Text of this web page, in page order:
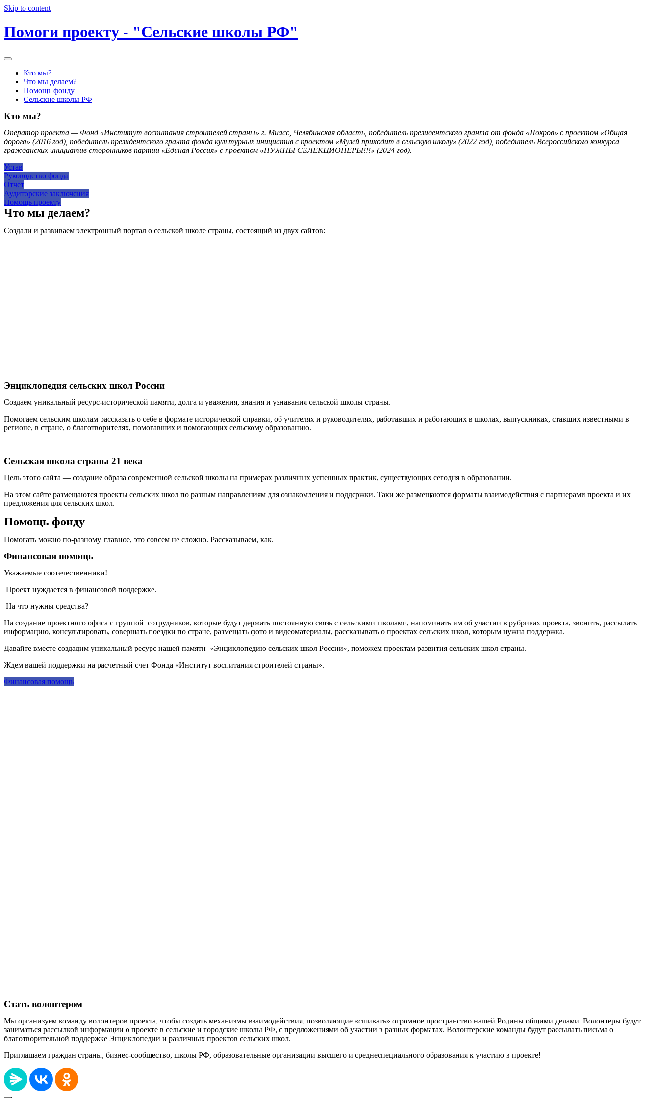
Skip to content
Помоги проекту - "Сельские школы РФ"
Кто мы?
Что мы делаем?
Помощь фонду
Сельские школы РФ
Кто мы?
Оператор проекта — Фонд «Институт воспитания строителей страны» г. Миасс, Челябинская область, победитель президентского гранта от фонда «Покров» с проектом «Общая
дорога» (2016 год), победитель президентского гранта фонда культурных инициатив с проектом «Музей приходит в сельскую школу» (2022 год), победитель Всероссийского конкурса
гражданских инициатив сторонников партии «Единая Россия» с проектом «НУЖНЫ СЕЛЕКЦИОНЕРЫ!!!» (2024 год).
Устав
Руководство фонда
Отчет
Аудиторские заключения
Помощь проекту
Что мы делаем?
Создали и развиваем электронный портал о сельской школе страны, состоящий из двух сайтов:
Энциклопедия сельских школ России
Создаем уникальный ресурс-исторической памяти, долга и уважения, знания и узнавания сельской школы страны.
Помогаем сельским школам рассказать о себе в формате исторической справки, об учителях и руководителях, работавших и работающих в школах, выпускниках, ставших известными в
регионе, в стране, о благотворителях, помогавших и помогающих сельскому образованию.
Сельская школа страны 21 века
Цель этого сайта — создание образа современной сельской школы на примерах различных успешных практик, существующих сегодня в образовании.
На этом сайте размещаются проекты сельских школ по разным направлениям для ознакомления и поддержки. Таки же размещаются форматы взаимодействия с партнерами проекта и их
предложения для сельских школ.
Помощь фонду
Помогать можно по-разному, главное, это совсем не сложно. Рассказываем, как.
Финансовая помощь
Уважаемые соотечественники!
Проект нуждается в финансовой поддержке.
На что нужны средства?
На создание проектного офиса с группой сотрудников, которые будут держать постоянную связь с сельскими школами, напоминать им об участии в рубриках проекта, звонить, рассылать
информацию, консультировать, совершать поездки по стране, размещать фото и видеоматериалы, рассказывать о проектах сельских школ, которым нужна поддержка.
Давайте вместе создадим уникальный ресурс нашей памяти «Энциклопедию сельских школ России», поможем проектам развития сельских школ страны.
Ждем вашей поддержки на расчетный счет Фонда «Институт воспитания строителей страны».
Финансовая помощь
Стать волонтером
Мы организуем команду волонтеров проекта, чтобы создать механизмы взаимодействия, позволяющие «сшивать» огромное пространство нашей Родины общими делами. Волонтеры будут
заниматься рассылкой информации о проекте в сельские и городские школы РФ, с предложениями об участии в разных форматах. Волонтерские команды будут рассылать письма о
благотворительной поддержке Энциклопедии и различных проектов сельских школ.
Приглашаем граждан страны, бизнес-сообщество, школы РФ, образовательные организации высшего и среднеспециального образования к участию в проекте!